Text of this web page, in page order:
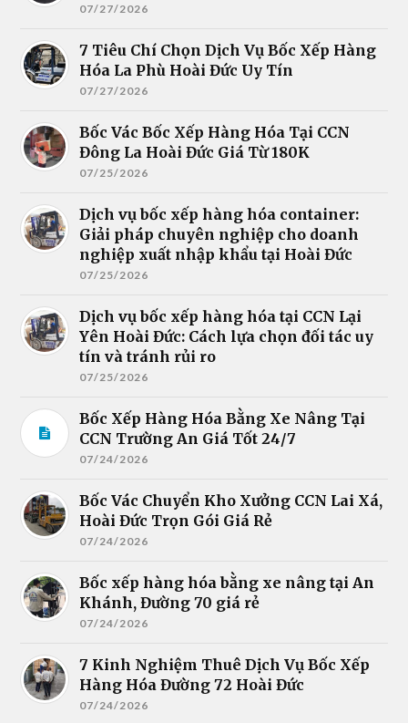
07/27/2026
7 Tiêu Chí Chọn Dịch Vụ Bốc Xếp Hàng
Hóa La Phù Hoài Đức Uy Tín
07/27/2026
Bốc Vác Bốc Xếp Hàng Hóa Tại CCN
Đông La Hoài Đức Giá Từ 180K
07/25/2026
Dịch vụ bốc xếp hàng hóa container:
Giải pháp chuyên nghiệp cho doanh
nghiệp xuất nhập khẩu tại Hoài Đức
07/25/2026
Dịch vụ bốc xếp hàng hóa tại CCN Lại
Yên Hoài Đức: Cách lựa chọn đối tác uy
tín và tránh rủi ro
07/25/2026
Bốc Xếp Hàng Hóa Bằng Xe Nâng Tại
CCN Trường An Giá Tốt 24/7
07/24/2026
Bốc Vác Chuyển Kho Xưởng CCN Lai Xá,
Hoài Đức Trọn Gói Giá Rẻ
07/24/2026
Bốc xếp hàng hóa bằng xe nâng tại An
Khánh, Đường 70 giá rẻ
07/24/2026
7 Kinh Nghiệm Thuê Dịch Vụ Bốc Xếp
Hàng Hóa Đường 72 Hoài Đức
07/24/2026